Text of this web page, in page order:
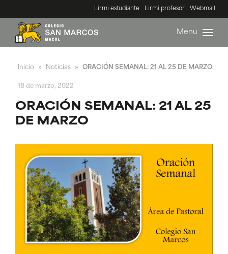
Lirmi estudiante Lirmi profesor Webmail
Menu
Inicio » Noticias » ORACIÓN SEMANAL: 21 AL 25 DE MARZO
18 de marzo, 2022
ORACIÓN SEMANAL: 21 AL 25
DE MARZO